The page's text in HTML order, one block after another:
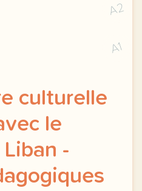
A2
A1
culturelle
le
-